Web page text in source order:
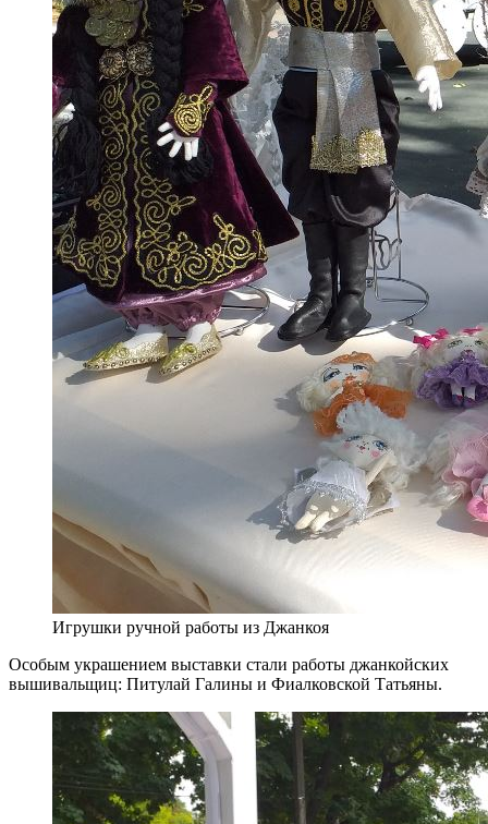
Игрушки ручной работы из Джанкоя
Особым украшением выставки стали работы джанкойских
вышивальщиц: Питулай Галины и Фиалковской Татьяны.